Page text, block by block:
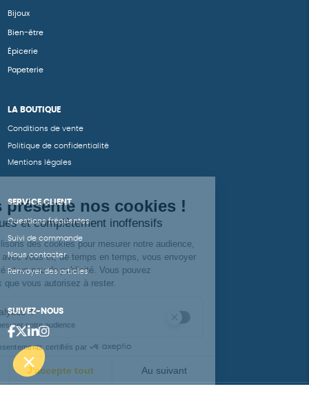
Bijoux
Bien-être
Épicerie
Papeterie
LA BOUTIQUE
Conditions de vente
Politique de confidentialité
Mentions légales
SERVICE CLIENT
Questions fréquentes
Suivi de commande
Nous contacter
Renvoyer des articles
SUIVEZ-NOUS